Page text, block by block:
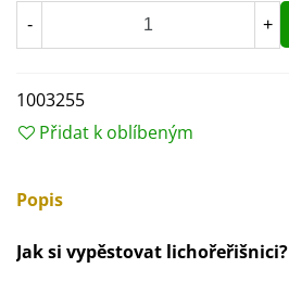
- +
1003255
Přidat k oblíbeným
Popis
Jak si vypěstovat lichořeřišnici?